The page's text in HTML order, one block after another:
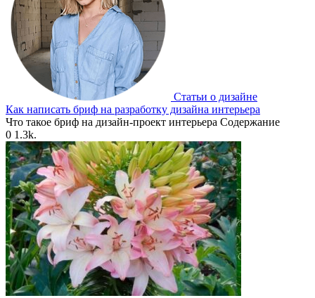
Статьи о дизайне
Как написать бриф на разработку дизайна интерьера
Что такое бриф на дизайн-проект интерьера Содержание
0 1.3k.